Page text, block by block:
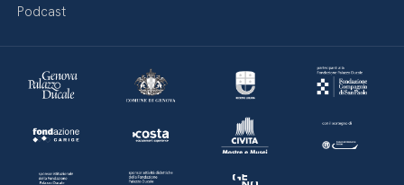
Podcast